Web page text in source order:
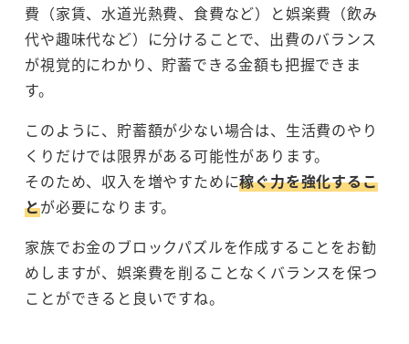
費（家賃、水道光熱費、食費など）と娯楽費（飲み
代や趣味代など）に分けることで、出費のバランス
が視覚的にわかり、貯蓄できる金額も把握できま
す。
このように、貯蓄額が少ない場合は、生活費のやり
くりだけでは限界がある可能性があります。
そのため、収入を増やすために稼ぐ力を強化するこ
とが必要になります。
家族でお金のブロックパズルを作成することをお勧
めしますが、娯楽費を削ることなくバランスを保つ
ことができると良いですね。